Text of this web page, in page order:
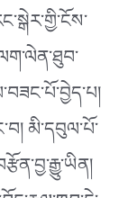
མི་དབུལ་པོ་